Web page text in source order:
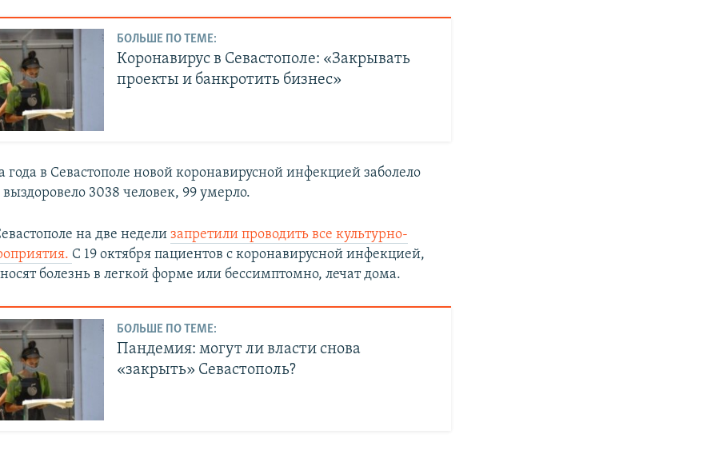
БОЛЬШЕ ПО ТЕМЕ:
Коронавирус в Севастополе: «Закрывать
проекты и банкротить бизнес»
года в Севастополе новой коронавирусной инфекцией заболело
выздоровело 3038 человек, 99 умерло.
на две неделизапретили проводить все культурно-
С 19 октября пациентов с коронавирусной инфекцией,
болезнь в легкой форме или бессимптомно, лечат дома.
БОЛЬШЕ ПО ТЕМЕ:
Пандемия: могут ли власти снова
«закрыть» Севастополь?